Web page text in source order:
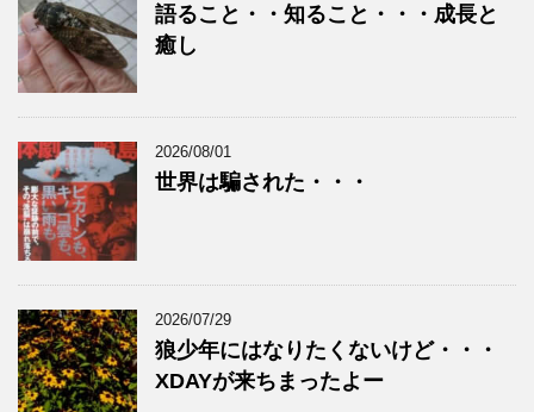
語ること・・知ること・・・成長と
癒し
2026/08/01
世界は騙された・・・
2026/07/29
狼少年にはなりたくないけど・・・
XDAYが来ちまったよー